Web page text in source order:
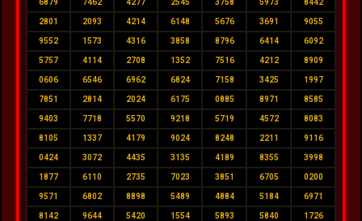
6879 7462 4277 2545 3758 5973 8442
2801 2093 4214 6148 5676 3691 9055
9552 1573 4316 3858 8796 6414 6092
5757 4114 2708 1352 7516 4212 8909
0606 6546 6962 6824 7158 3425 1997
7851 2814 2024 6175 0885 8971 8585
9403 7718 5570 9218 5719 4572 8083
8105 1337 4179 9024 8248 2211 9116
0424 3072 4435 3135 4189 8355 3998
1877 6110 2735 7023 3851 6705 0200
9571 6802 8898 5489 4884 5184 6971
8142 9644 5420 1554 5893 5840 1726